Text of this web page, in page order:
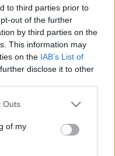
to third parties prior to
out of the further
by third parties on the
This information may
on the IAB’s List of
disclose it to other
one or more Google
You may click to
its third-party tags to
in below Google
Outs
of my
Kornél Fehér
fényképezett. Munkáját
dicsérettel illette,
filmkritikusok legjobb
készítették el Szimler
2017-
együtt; ő